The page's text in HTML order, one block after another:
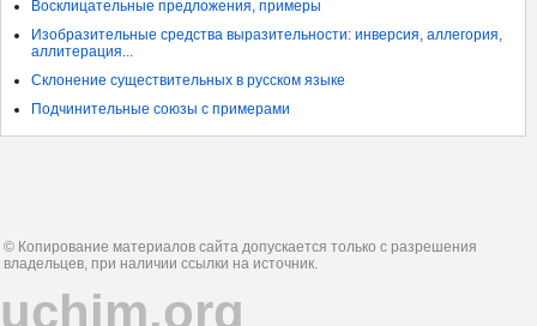
Восклицательные предложения, примеры
Изобразительные средства выразительности: инверсия, аллегория,
аллитерация...
Склонение существительных в русском языке
Подчинительные союзы с примерами
© Копирование материалов сайта допускается только с разрешения
владельцев, при наличии ссылки на источник.
uchim.org